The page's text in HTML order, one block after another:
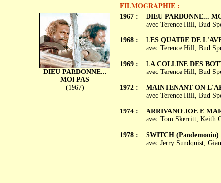
FILMOGRAPHIE :
DIEU PARDONNE...
MOI PAS
(1967)
1967 :
1968 :
1969 :
1972 :
1974 :
1978 :
DIEU PARDONNE...
avec Terence Hill, Bud
LES QUATRE DE
avec Terence Hill, Bud
LA COLLINE DES
avec Terence Hill, Bud
MAINTENANT ON
avec Terence Hill, Bud
ARRIVANO JOE E
avec Tom Skerritt, Keith
SWITCH (Pandemonio)
avec Jerry Sundquist,